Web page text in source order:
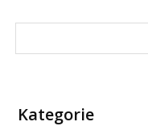
Kategorie